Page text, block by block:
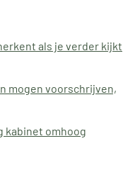
als je verder kijkt
mogen voorschrijven,
kabinet omhoog